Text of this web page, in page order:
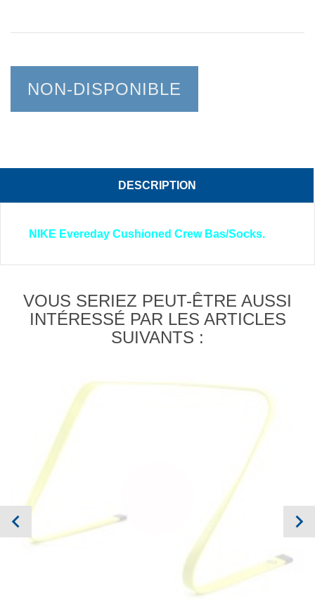
NON-DISPONIBLE
DESCRIPTION
NIKE Evereday Cushioned Crew Bas/Socks.
VOUS SERIEZ PEUT-ÊTRE AUSSI
INTÉRESSÉ PAR LES ARTICLES
SUIVANTS :